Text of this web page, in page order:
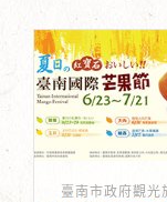
臺南市政府觀光